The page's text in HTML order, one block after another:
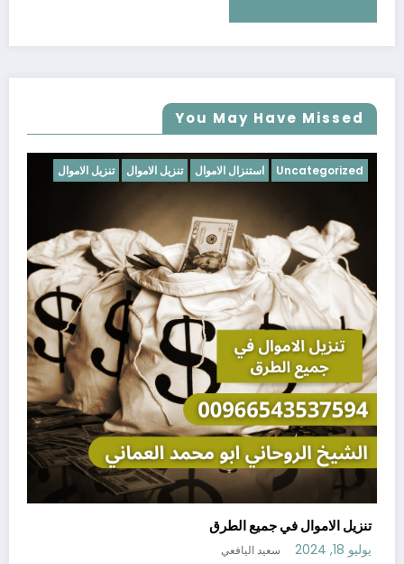
You May Have Missed
Uncategorized استنزال الاموال تنزيل الاموال تنزيل الاموال
تنزيل الاموال في جميع الطرق
يوليو 18, 2024 سعيد اليافعي